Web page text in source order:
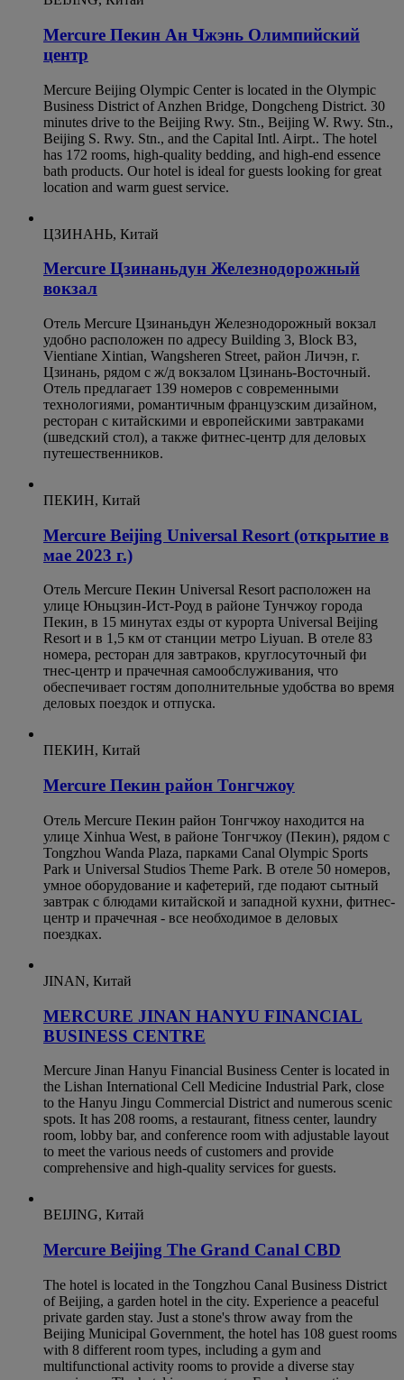
Mercure Пекин Ан Чжэнь Олимпийский
центр
Mercure Beijing Olympic Center is located in the Olympic
Business District of Anzhen Bridge, Dongcheng District. 30
minutes drive to the Beijing Rwy. Stn., Beijing W. Rwy. Stn.,
Beijing S. Rwy. Stn., and the Capital Intl. Airpt.. The hotel
has 172 rooms, high-quality bedding, and high-end essence
bath products. Our hotel is ideal for guests looking for great
location and warm guest service.
ЦЗИНАНЬ, Китай
Mercure Цзинаньдун Железнодорожный
вокзал
Отель Mercure Цзинаньдун Железнодорожный вокзал
удобно расположен по адресу Building 3, Block B3,
Vientiane Xintian, Wangsheren Street, район Личэн, г.
Цзинань, рядом с ж/д вокзалом Цзинань-Восточный.
Отель предлагает 139 номеров с современными
технологиями, романтичным французским дизайном,
ресторан с китайскими и европейскими завтраками
(шведский стол), а также фитнес-центр для деловых
путешественников.
ПЕКИН, Китай
Mercure Beijing Universal Resort (открытие в
мае 2023 г.)
Отель Mercure Пекин Universal Resort расположен на
улице Юньцзин-Ист-Роуд в районе Тунчжоу города
Пекин, в 15 минутах езды от курорта Universal Beijing
Resort и в 1,5 км от станции метро Liyuan. В отеле 83
номера, ресторан для завтраков, круглосуточный фи
тнес-центр и прачечная самообслуживания, что
обеспечивает гостям дополнительные удобства во время
деловых поездок и отпуска.
ПЕКИН, Китай
Mercure Пекин район Тонгчжоу
Отель Mercure Пекин район Тонгчжоу находится на
улице Xinhua West, в районе Тонгчжоу (Пекин), рядом с
Tongzhou Wanda Plaza, парками Canal Olympic Sports
Park и Universal Studios Theme Park. В отеле 50 номеров,
умное оборудование и кафетерий, где подают сытный
завтрак с блюдами китайской и западной кухни, фитнес-
центр и прачечная - все необходимое в деловых
поездках.
JINAN, Китай
MERCURE JINAN HANYU FINANCIAL
BUSINESS CENTRE
Mercure Jinan Hanyu Financial Business Center is located in
the Lishan International Cell Medicine Industrial Park, close
to the Hanyu Jingu Commercial District and numerous scenic
spots. It has 208 rooms, a restaurant, fitness center, laundry
room, lobby bar, and conference room with adjustable layout
to meet the various needs of customers and provide
comprehensive and high-quality services for guests.
BEIJING, Китай
Mercure Beijing The Grand Canal CBD
The hotel is located in the Tongzhou Canal Business District
of Beijing, a garden hotel in the city. Experience a peaceful
private garden stay. Just a stone's throw away from the
Beijing Municipal Government, the hotel has 108 guest rooms
with 8 different room types, including a gym and
multifunctional activity rooms to provide a diverse stay